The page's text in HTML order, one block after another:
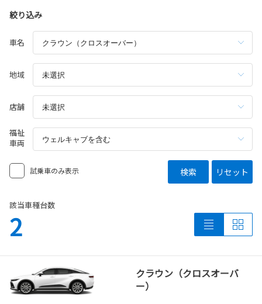
絞り込み
車名
地域
店舗
福祉
車両
試乗車のみ表示 検索 リセット
該当車種台数
2
クラウン（クロスオーバ
ー）